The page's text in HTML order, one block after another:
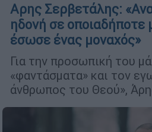
Αρης Σερβετάλης:
ηδονή σε
έσωσε ένας μοναχός»
Για την προσωπική του
«φαντάσματα» και τον
άνθρωπος του Θεού»,